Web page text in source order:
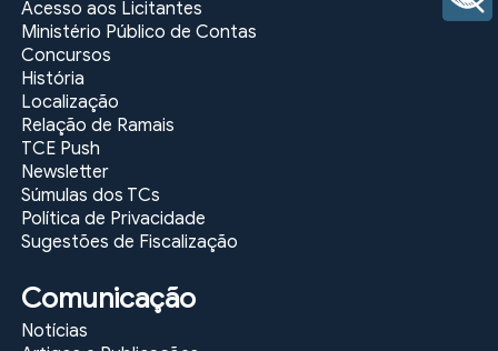
Acesso aos Licitantes
Ministério Público de Contas
Concursos
História
Localização
Relação de Ramais
TCE Push
Newsletter
Súmulas dos TCs
Política de Privacidade
Sugestões de Fiscalização
Comunicação
Notícias